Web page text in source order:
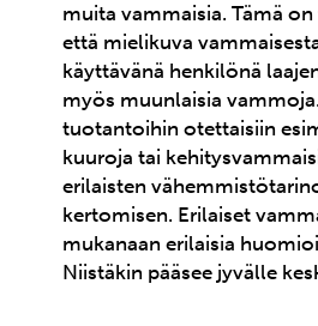
muita vammaisia. Tämä on
että mielikuva
käyttävänä henkilönä
myös muunlaisia
tuotantoihin otettaisiin
kuuroja tai
erilaisten
kertomisen. Erilaiset
mukanaan erilaisia
Niistäkin pääsee jyvälle